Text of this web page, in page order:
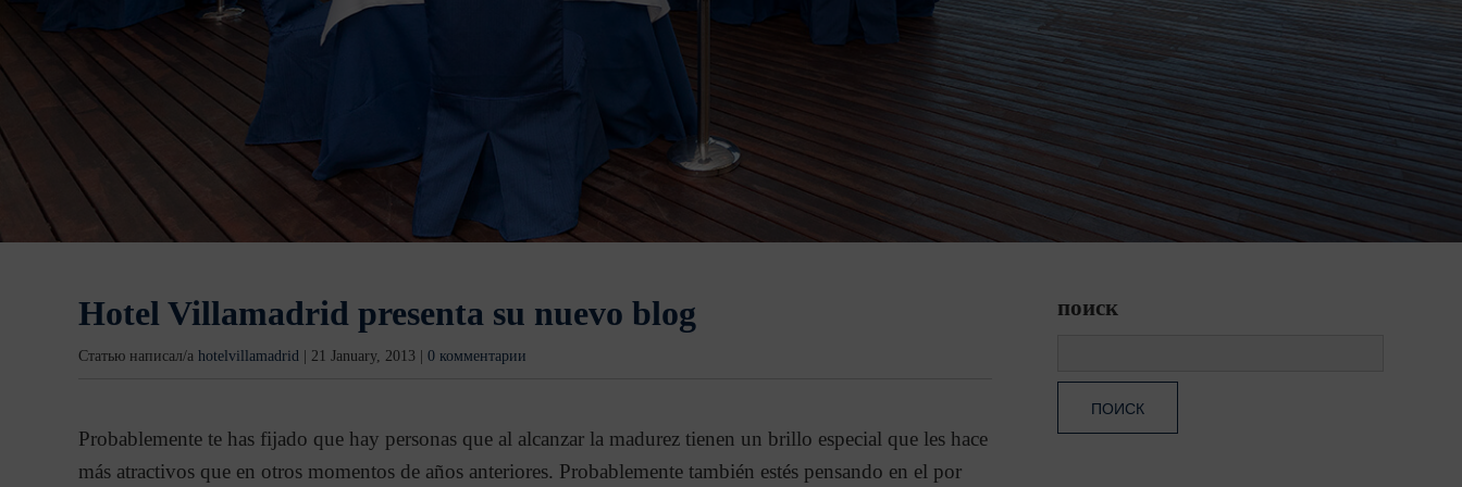
Hotel Villamadrid presenta su nuevo blog
Статью написал/а hotelvillamadrid 21 January, 2013 0 комментарии
Probablemente te has fijado que hay personas que al alcanzar la madurez tienen un brillo especial que les hace
más atractivos que en otros momentos de años anteriores. Probablemente también estés pensando en el por
поиск